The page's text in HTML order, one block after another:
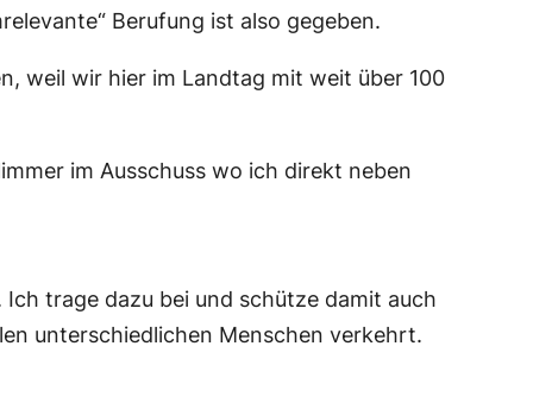
Berufung ist also gegeben.
weil wir hier im Landtag mit weit über 100
im Ausschuss wo ich direkt neben
trage dazu bei und schütze damit auch
unterschiedlichen Menschen verkehrt.